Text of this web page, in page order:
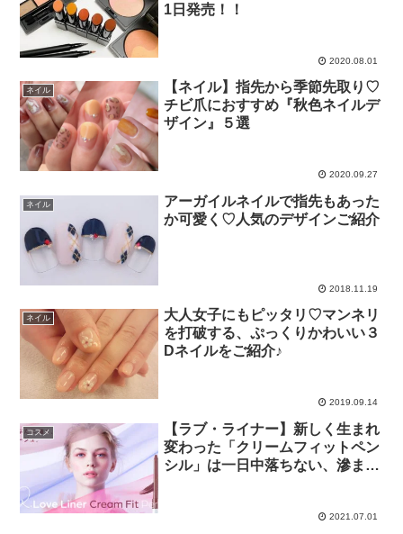
1日発売！！
2020.08.01
ネイル
【ネイル】指先から季節先取り♡
チビ爪におすすめ『秋色ネイルデ
ザイン』５選
2020.09.27
ネイル
アーガイルネイルで指先もあった
か可愛く♡人気のデザインご紹介
2018.11.19
ネイル
大人女子にもピッタリ♡マンネリ
を打破する、ぷっくりかわいい３
Dネイルをご紹介♪
2019.09.14
コスメ
【ラブ・ライナー】新しく生まれ
変わった「クリームフィットペン
シル」は一日中落ちない、滲まな
2021.07.01